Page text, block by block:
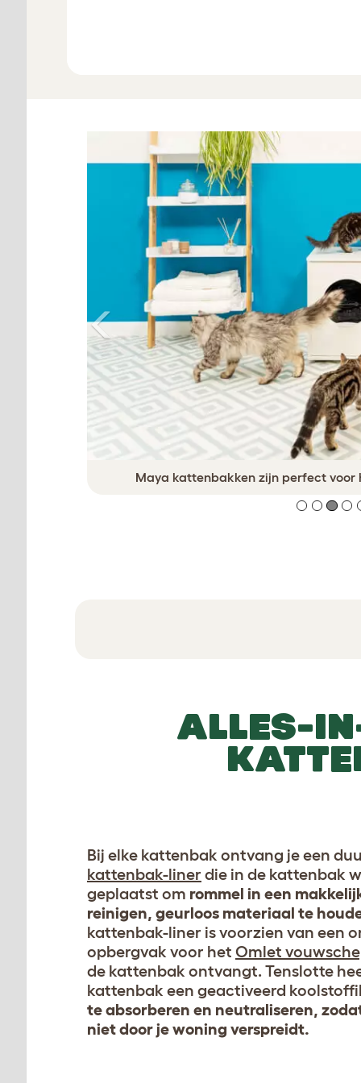
Het kattenbakmeubel
ALLES-
Bij elke kattenbak ontvang je een
kattenbak-liner die in de kattenbak
geplaatst om rommel in een
reinigen, geurloos materiaal te
kattenbak-liner is voorzien van een
opbergvak voor het Omlet
de kattenbak ontvangt. Tenslotte
kattenbak een geactiveerd
te absorberen en neutraliseren,
niet door je woning verspreidt.